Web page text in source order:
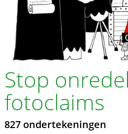
Stop
fotoclaims
827 ondertekeningen